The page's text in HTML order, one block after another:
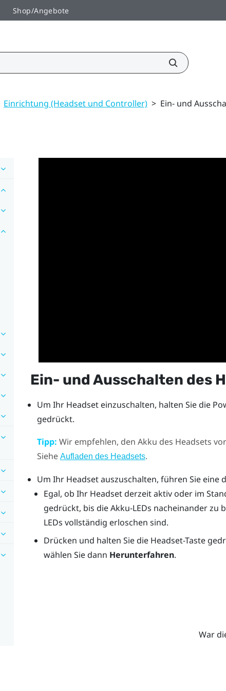
Shop/Angebote
Einrichtung (Headset und Controller) > Ein- und
Ein- und Ausschalten des
Um Ihr Headset einzuschalten, halten Sie die
gedrückt.
Tipp: Wir empfehlen, den Akku des Headsets
Siehe Aufladen des Headsets.
Um Ihr Headset auszuschalten, führen Sie eine
Egal, ob Ihr Headset derzeit aktiv oder im
gedrückt, bis die Akku-LEDs nacheinander zu
LEDs vollständig erloschen sind.
Drücken und halten Sie die Headset-Taste
wählen Sie dann Herunterfahren.
War